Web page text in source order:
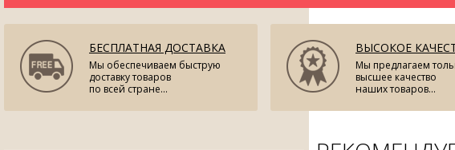
БЕСПЛАТНАЯ ДОСТАВКА
Мы обеспечиваем быструю
доставку товаров
по всей стране...
ВЫСОКОЕ
Мы предлагаем
высшее качество
наших товаров...